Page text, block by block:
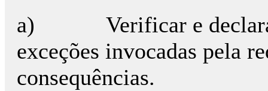
a)
Verificar e
exceções invocadas pela
consequências.